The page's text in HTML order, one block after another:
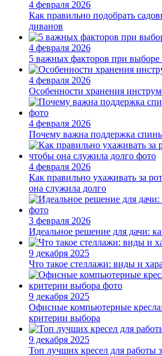
4 февраля 2026
Как правильно подобрать
диванов
4 февраля 2026
5 важных факторов при выборе
4 февраля 2026
Особенности хранения
4 февраля 2026
Почему важна поддержка
4 февраля 2026
Как правильно ухаживать за
она служила долго
3 февраля 2026
Идеальное решение для дачи:
9 декабря 2025
Что такое стеллажи: виды и
9 декабря 2025
Офисные компьютерные
критерии выбора
9 декабря 2025
Топ лучших кресел для работы